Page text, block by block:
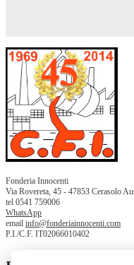
Fonderia Innocenti
Via Rovereta, 45 - 47853 Cerasolo
tel 0541 759006
WhatsApp
email info@fonderiainnocenti.com
P.I./C.F. IT02066010402